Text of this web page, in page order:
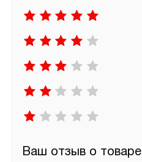
Ваш отзыв о товаре